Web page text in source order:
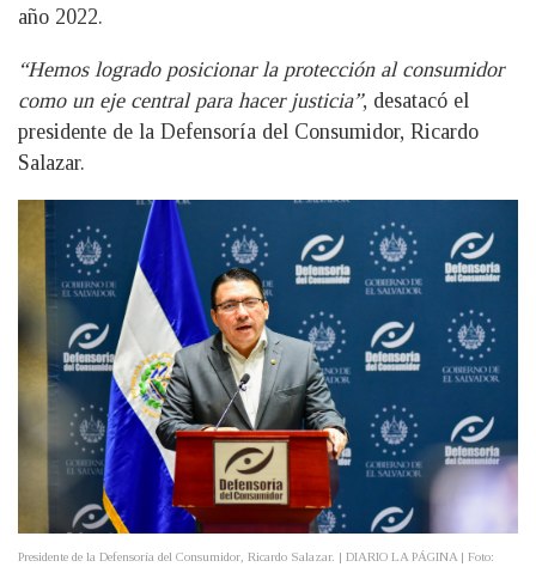
año 2022.
“Hemos logrado posicionar la protección al consumidor
como un eje central para hacer justicia”, desatacó el
presidente de la Defensoría del Consumidor, Ricardo
Salazar.
Presidente de la Defensoría del Consumidor, Ricardo Salazar. | DIARIO LA PÁGINA | Foto: